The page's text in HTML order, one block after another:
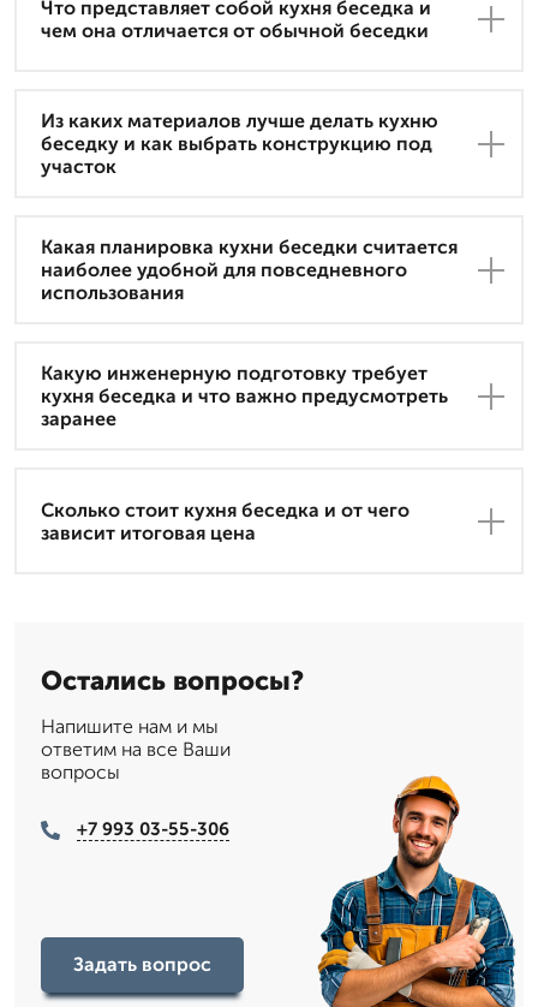
Что представляет собой кухня беседка и
чем она отличается от обычной беседки
Из каких материалов лучше делать кухню
беседку и как выбрать конструкцию под
участок
Какая планировка кухни беседки считается
наиболее удобной для повседневного
использования
Какую инженерную подготовку требует
кухня беседка и что важно предусмотреть
заранее
Сколько стоит кухня беседка и от чего
зависит итоговая цена
Остались вопросы?
Напишите нам и мы
ответим на все Ваши
вопросы
+7 993 03-55-306
Задать вопрос